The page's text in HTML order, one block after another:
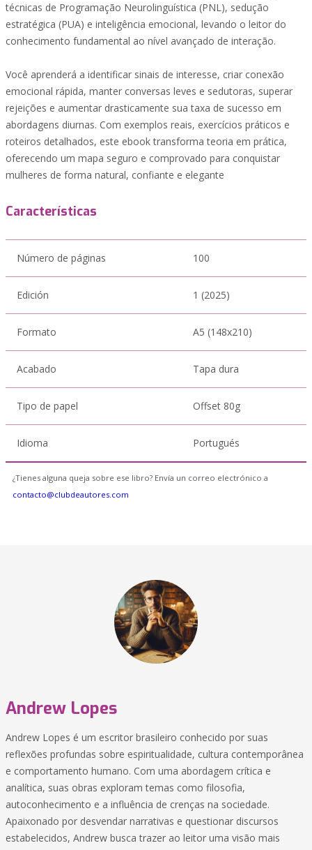
técnicas de Programação Neurolinguística (PNL), sedução
estratégica (PUA) e inteligência emocional, levando o leitor do
conhecimento fundamental ao nível avançado de interação.
Você aprenderá a identificar sinais de interesse, criar conexão
emocional rápida, manter conversas leves e sedutoras, superar
rejeições e aumentar drasticamente sua taxa de sucesso em
abordagens diurnas. Com exemplos reais, exercícios práticos e
roteiros detalhados, este ebook transforma teoria em prática,
oferecendo um mapa seguro e comprovado para conquistar
mulheres de forma natural, confiante e elegante
Características
Número de páginas 100
Edición 1 (2025)
Formato A5 (148x210)
Acabado Tapa dura
Tipo de papel Offset 80g
Idioma Portugués
¿Tienes alguna queja sobre ese libro? Envía un correo electrónico a
contacto@clubdeautores.com
Andrew Lopes
Andrew Lopes é um escritor brasileiro conhecido por suas
reflexões profundas sobre espiritualidade, cultura contemporânea
e comportamento humano. Com uma abordagem crítica e
analítica, suas obras exploram temas como filosofia,
autoconhecimento e a influência de crenças na sociedade.
Apaixonado por desvendar narrativas e questionar discursos
estabelecidos, Andrew busca trazer ao leitor uma visão mais